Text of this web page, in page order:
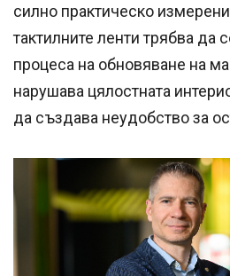
силно практическо
тактилните ленти трябва да
процеса на обновяване на
нарушава цялостната
да създава неудобство за